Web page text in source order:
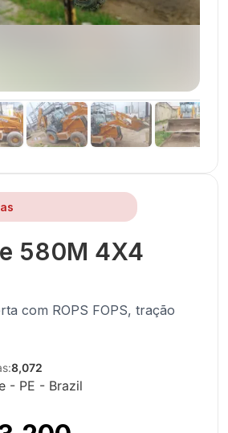
580M 4X4
com ROPS FOPS, tração
8,072
- PE - Brazil